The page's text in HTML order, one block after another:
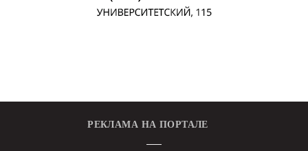
РЕКЛАМА НА ПОРТАЛЕ